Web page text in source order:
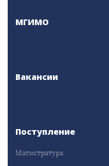
МГИМО
Вакансии
Поступление
Магистратура